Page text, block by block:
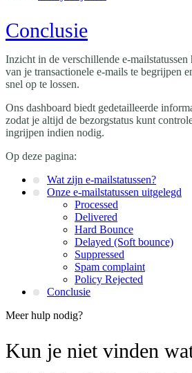
Conclusie
Inzicht in de verschillende e-mailstatussen
van je transactionele e-mails te begrijpen
snel op te lossen.
Ons dashboard biedt gedetailleerde
zodat je altijd de bezorgstatus kunt
ingrijpen indien nodig.
Op deze pagina:
Wat zijn e-mailstatussen?
Onze e-mailstatussen uitgelegd
Processed
Delivered
Hard Bounce
Delayed (Soft bounce)
Suppressed
Spam complaint
Policy Rejected
Conclusie
Meer hulp nodig?
Kun je niet vinden